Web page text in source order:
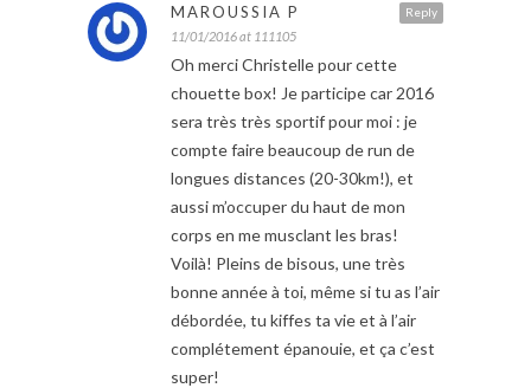
Reply
MAROUSSIA P
11/01/2016 at 111105
Oh merci Christelle pour cette
chouette box! Je participe car 2016
sera très très sportif pour moi : je
compte faire beaucoup de run de
longues distances (20-30km!), et
aussi m’occuper du haut de mon
corps en me musclant les bras!
Voilà! Pleins de bisous, une très
bonne année à toi, même si tu as l’air
débordée, tu kiffes ta vie et à l’air
complétement épanouie, et ça c’est
super!